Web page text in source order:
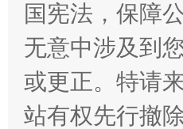
揭开“小金库”的免责
国宪法，保障
无意中涉及到
或更正。特请
站有权先行撤